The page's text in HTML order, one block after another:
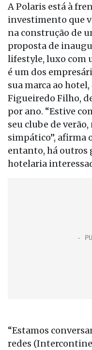
A Polaris está à
investimento que
na construção de
proposta de
lifestyle, luxo com
é um dos
sua marca ao
Figueiredo Filho,
por ano. “Estive
seu clube de
simpático”, afirma
entanto, há
hotelaria
“Estamos
redes